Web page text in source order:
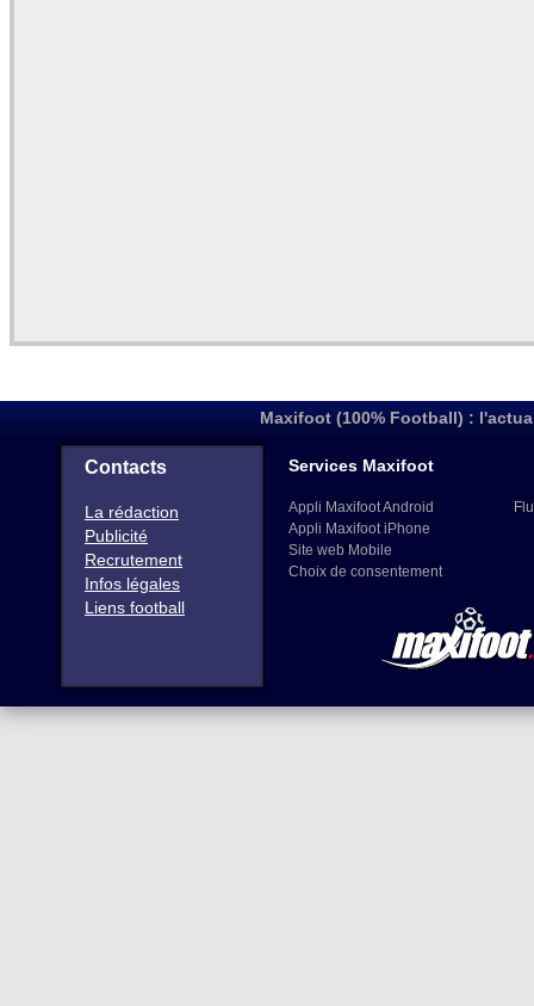
Maxifoot (100% Football) :
Contacts
La rédaction
Publicité
Recrutement
Infos légales
Liens football
Services Maxifoot
Appli Maxifoot Android
Appli Maxifoot iPhone
Site web Mobile
Choix de consentement